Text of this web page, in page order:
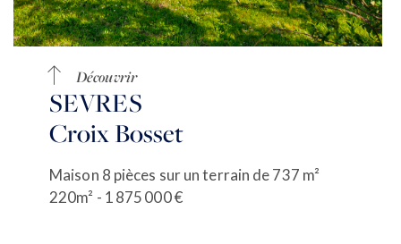
Découvrir
SEVRES
Croix Bosset
Maison 8 pièces sur un terrain de 737 m²
220m² - 1 875 000 €